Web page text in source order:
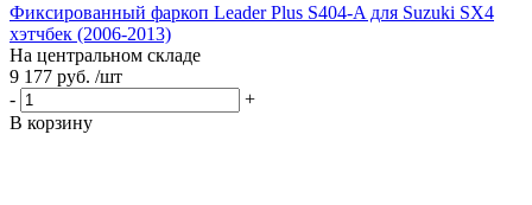
Фиксированный фаркоп Leader Plus S404-A для Suzuki SX4
хэтчбек (2006-2013)
На центральном складе
9 177 руб. /шт
-
+
В корзину